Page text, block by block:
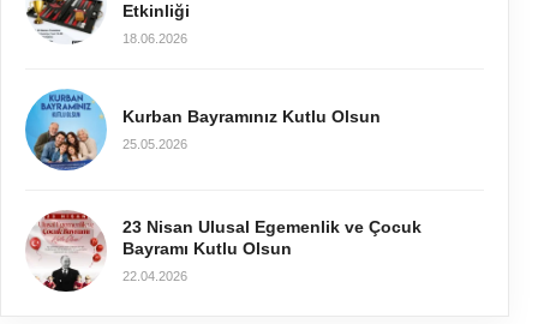
Etkinliği
18.06.2026
Kurban Bayramınız Kutlu Olsun
25.05.2026
23 Nisan Ulusal Egemenlik ve Çocuk
Bayramı Kutlu Olsun
22.04.2026